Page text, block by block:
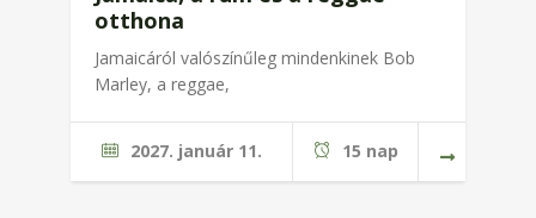
otthona
Jamaicáról valószínűleg mindenkinek Bob
Marley, a reggae,
2027. január 11. 15 nap